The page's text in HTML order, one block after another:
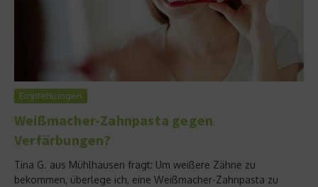
Empfehlungen
Weißmacher-Zahnpasta gegen
Verfärbungen?
Tina G. aus Mühlhausen fragt: Um weißere Zähne zu
bekommen, überlege ich, eine Weißmacher-Zahnpasta zu